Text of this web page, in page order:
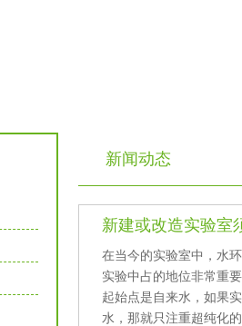
新闻动态
新建或改造实验室须
在当今的实验室中，水
实验中占的地位非常重要
起始点是自来水，如果
水，那就只注重超纯化